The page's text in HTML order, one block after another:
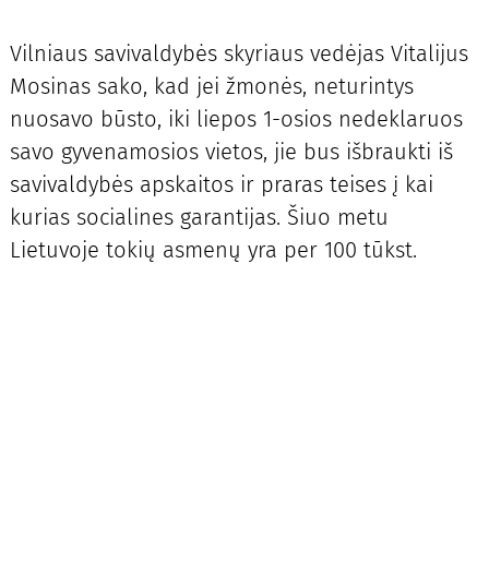
Vilniaus savivaldybės skyriaus vedėjas Vitalijus
Mosinas sako, kad jei žmonės, neturintys
nuosavo būsto, iki liepos 1-osios nedeklaruos
savo gyvenamosios vietos, jie bus išbraukti iš
savivaldybės apskaitos ir praras teises į kai
kurias socialines garantijas. Šiuo metu
Lietuvoje tokių asmenų yra per 100 tūkst.